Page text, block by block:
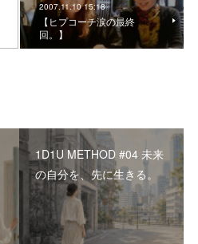
2007.11.10 15:18
【ヒプコーチ涙の最終
回。】
1D1U METHOD #04 未来
の自分を、先に生きる。